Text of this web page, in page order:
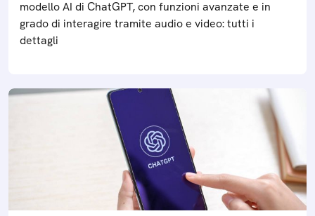
modello AI di ChatGPT, con funzioni avanzate e in
grado di interagire tramite audio e video: tutti i
dettagli